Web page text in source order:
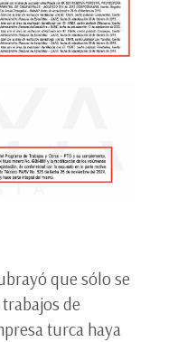
que sólo se
de
turca haya